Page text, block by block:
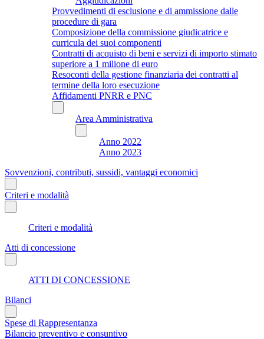
Provvedimenti di esclusione e di ammissione dalle
procedure di gara
Composizione della commissione giudicatrice e
curricula dei suoi componenti
Contratti di acquisto di beni e servizi di importo stimato
superiore a 1 milione di euro
Resoconti della gestione finanziaria dei contratti al
termine della loro esecuzione
Affidamenti PNRR e PNC
Area Amministrativa
Anno 2022
Anno 2023
Sovvenzioni, contributi, sussidi, vantaggi economici
Criteri e modalità
Criteri e modalità
Atti di concessione
ATTI DI CONCESSIONE
Bilanci
Spese di Rappresentanza
Bilancio preventivo e consuntivo